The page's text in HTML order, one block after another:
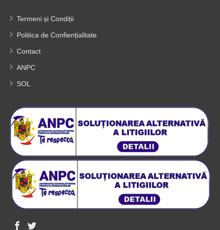
Termeni și Condiții
Politica de Confiențialitate
Contact
ANPC
SOL